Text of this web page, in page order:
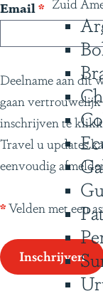
h
Email*v
r
i
c
h
Deelname aan dit
gaan vertrouwelijk
inschrijven te
Travel u updates
eenvoudig
*Velden met een
Inschrijven